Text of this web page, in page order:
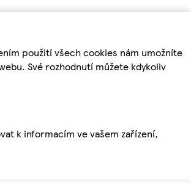
použití všech cookies nám umožníte
Své rozhodnutí můžete kdykoliv
k informacím ve vašem zařízení,